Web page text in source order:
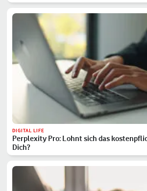
DIGITAL LIFE
Perplexity Pro: Lohnt sich das
Dich?